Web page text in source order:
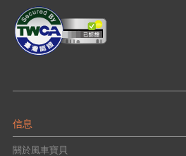
信息
關於風車寶貝